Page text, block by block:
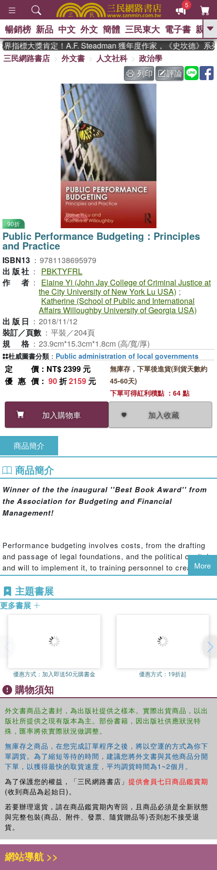
5
GO
熱搜： 東野圭吾 、 高希均教授回憶錄
The Odyssey 、 父親節 、 如果歷
史是一群喵 、 暑期推薦 、 國際布克
獎 臺灣漫遊錄 、
登輝時代
數學女孩：黎曼猜想
偉大的迷走神經
暢銷榜 新品 中文 外文 簡體 三民東大 電子書 親子
指標大獎肯定！A.F. Steadman 獲年度作家，《史坎德》系列
三民網路書店
外文書 人文社科
政治學
列印
評論
90折
Public Performance Budgeting：Principles
and Practice
ISBN13 ： 9781138695979
出版社 ：
PBKTYFRL
作者 ：
Elaine Yi (John Jay College of Criminal Justice at
the City University of New York Lu USA) ;
Katherine (School of Public and International
Affairs Willoughby University of Georgia USA)
出版日 ： 2018/11/12
裝訂／頁數 ： 平裝／204頁
規格 ： 23.9cm*15.3cm*1.8cm (高/寬/厚)
定價 ：NT$ 2399 元
優惠價 ： 90折2159 元
加入購物車 加入收藏
無庫存，下單後進貨(到貨天數約
45-60天)
下單可得紅利積點 ：64 點
杜威圖書分類 ： Public administration of local governments
商品簡介
商品簡介
Winner of the the inaugural ''Best Book Award'' from
the Association for Budgeting and Financial
Management!
Performance budgeting involves costs, from the drafting
and passage of legal foundations, and the political capital
and will to implement it, to training personnel to create a
performance-oriented culture, and information technology
requirements to track performance. Through
comprehensive examination of performance budgeting
laws, in-depth interviews of those practicing in
Public Performance Budgeting
examines the influence of
performance measurement and evaluation on all phases of
linked to public budgets and government results, its
impacts on budgeting systems, and possible unintended
consequences. A summary assessment of how
performance measurement could and should play a role in
furthering performance budgeting is explored in a
concluding chapter. The first of its kind to spotlight budget
practice through the lens of juvenile justice, this book is
required reading for all those studying public budgeting,
management, and policy.
More
主題書展
更多書展
優惠方式： 加入即送50元購書金 優惠方式： 19折起
購物須知
外文書商品之書封，為出版社提供之樣本。實際出貨商品，以出
版社所提供之現有版本為主。部份書籍，因出版社供應狀況特
殊，匯率將依實際狀況做調整。
無庫存之商品，在您完成訂單程序之後，將以空運的方式為你下
單調貨。為了縮短等待的時間，建議您將外文書與其他商品分開
下單，以獲得最快的取貨速度，平均調貨時間為1~2個月。
為了保護您的權益，「三民網路書店」 提供會員七日商品鑑賞期
(收到商品為起始日)。
若要辦理退貨，請在商品鑑賞期內寄回，且商品必須是全新狀態
與完整包裝(商品、附件、發票、隨貨贈品等)否則恕不接受退
貨。
網站導航 >>